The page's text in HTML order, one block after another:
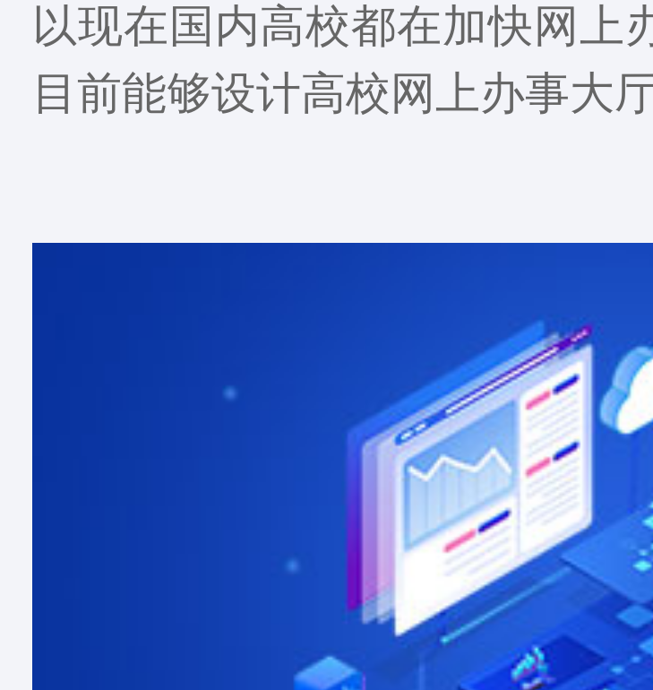
以现在国内高校都在加快网上
目前能够设计高校网上办事大